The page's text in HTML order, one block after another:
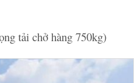
tải chở hàng 750kg)